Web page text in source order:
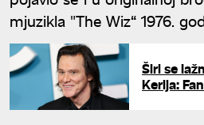
mjuzikla "The Wiz“ 1976.
Širi se
Kerija: